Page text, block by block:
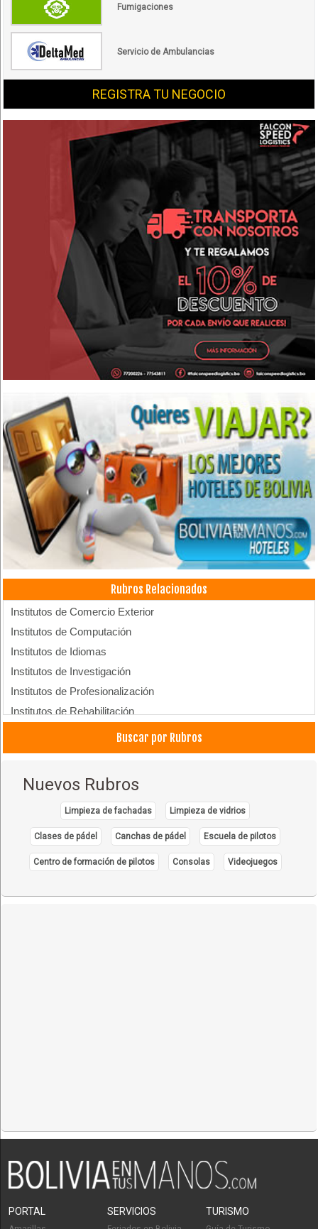
Fumigaciones
Servicio de Ambulancias
REGISTRA TU NEGOCIO
Rubros Relacionados
Institutos de Comercio Exterior
Institutos de Computación
Institutos de Idiomas
Institutos de Investigación
Institutos de Profesionalización
Institutos de Rehabilitación
Buscar por Rubros
Nuevos Rubros
Limpieza de fachadas Limpieza de vidrios
Clases de pádel Canchas de pádel Escuela de pilotos
Centro de formación de pilotos Consolas Videojuegos
PORTAL SERVICIOS TURISMO